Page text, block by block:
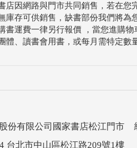
店因網路與門市共同銷售，若在
庫存可供銷售，缺書部份我們將為
書運費一律另行報價 ，當您進購
體、讀書會用書，或每月需特定數
份有限公司國家書店松江門市
台北市中山區松江路209號1樓